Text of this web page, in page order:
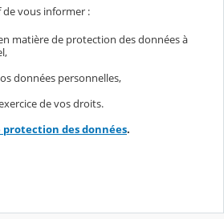
vous informer :
matière de protection des données à
données personnelles,
de vos droits.
des données.